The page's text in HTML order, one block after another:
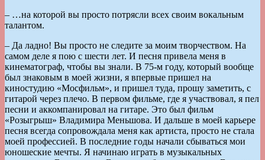
– …на которой вы просто потрясли всех своим вокальным
талантом.
– Да ладно! Вы просто не следите за моим творчеством. На
самом деле я пою с шести лет. И песня привела меня в
кинематограф, чтобы вы знали. В 75-м году, который вообще
был знаковым в моей жизни, я впервые пришел на
киностудию «Мосфильм», и пришел туда, прошу заметить, с
гитарой через плечо. В первом фильме, где я участвовал, я пел
песни и аккомпанировал на гитаре. Это был фильм
«Розыгрыш» Владимира Меньшова. И дальше в моей карьере
песня всегда сопровождала меня как артиста, просто не стала
моей профессией. В последние годы начали сбываться мои
юношеские мечты. Я начинаю играть в музыкальных